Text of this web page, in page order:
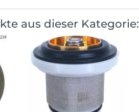
aus dieser Kategorie: